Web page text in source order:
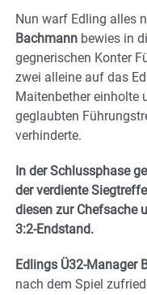
Nun warf Edling alles
Bachmann bewies in
gegnerischen Konter
zwei alleine auf das
Maitenbether einholte
geglaubten
verhinderte.
In der Schlussphase
der verdiente
diesen zur Chefsache
3:2-Endstand.
Edlings Ü32-Manager
nach dem Spiel